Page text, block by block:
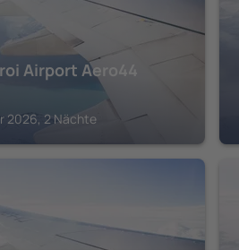
Airport Aero44
2026, 2 Nächte